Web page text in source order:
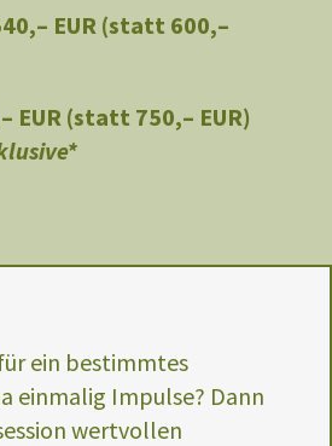
EUR (statt 600,–
EUR (statt 750,– EUR)
ein bestimmtes
einmalig Impulse? Dann
wertvollen